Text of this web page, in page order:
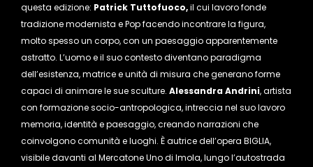
questa edizione: Patrick Tuttofuoco,il cui lavoro fonde
tradizione modernista e Pop facendo incontrare la figura,
molto spesso un corpo, con un paesaggio apparentemente
astratto. L’uomo e il suo contesto diventano paradigma
dell’esistenza, matrice e unità di misura che generano forme
capaci di animare le sue sculture. Alessandra Andrini, artista
con formazione socio-antropologica, intreccia nel suo lavoro
memoria, identità e paesaggio, creando narrazioni che
coinvolgono comunità e luoghi. È autrice dell’opera BIGLIA,
visibile davanti al Mercatone Uno di Imola, lungo l’autostrada